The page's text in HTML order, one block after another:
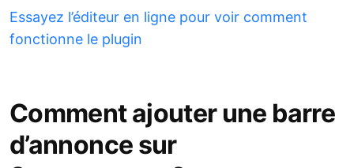
Essayez l’éditeur en ligne pour voir comment
fonctionne le plugin
Comment ajouter une barre
d’annonce sur